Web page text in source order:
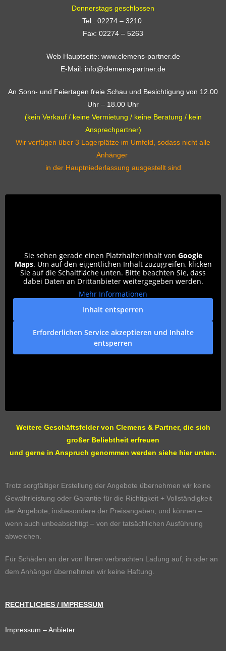
Donnerstags geschlossen
Tel.: 02274 – 3210
Fax: 02274 – 5263
Web Hauptseite: www.clemens-partner.de
E-Mail: info@clemens-partner.de
An Sonn- und Feiertagen freie Schau und Besichtigung von 12.00
Uhr – 18.00 Uhr
(kein Verkauf / keine Vermietung / keine Beratung / kein
Ansprechpartner)
Wir verfügen über 3 Lagerplätze im Umfeld, sodass nicht alle
Anhänger
in der Hauptniederlassung ausgestellt sind
Sie sehen gerade einen Platzhalterinhalt von Google
Maps. Um auf den eigentlichen Inhalt zuzugreifen, klicken
Sie auf die Schaltfläche unten. Bitte beachten Sie, dass
dabei Daten an Drittanbieter weitergegeben werden.
Mehr Informationen
Inhalt entsperren
Erforderlichen Service akzeptieren und Inhalte
entsperren
Weitere Geschäftsfelder von Clemens & Partner, die sich
großer Beliebtheit erfreuen
und gerne in Anspruch genommen werden siehe hier unten.
Trotz sorgfältiger Erstellung der Angebote übernehmen wir keine
Gewährleistung oder Garantie für die Richtigkeit + Vollständigkeit
der Angebote, insbesondere der Preisangaben, und können –
wenn auch unbeabsichtigt – von der tatsächlichen Ausführung
abweichen.
Für Schäden an der von Ihnen verbrachten Ladung auf, in oder an
dem Anhänger übernehmen wir keine Haftung.
RECHTLICHES / IMPRESSUM
Impressum – Anbieter